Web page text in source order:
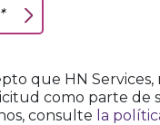
que HN
como parte de
consulte la